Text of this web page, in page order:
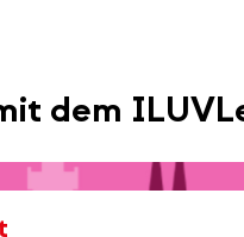
dem